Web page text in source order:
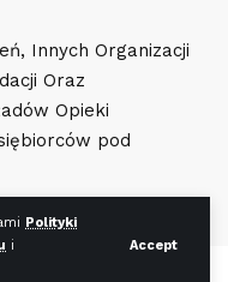
Polityki
i
Accept
Innych Organizacji
Oraz
Opieki
pod
Wykonanie strony